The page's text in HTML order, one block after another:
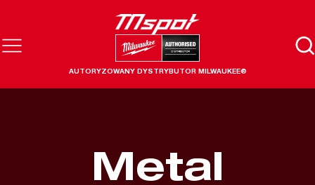
AUTORYZOWANY DYSTRYBUTOR MILWAUKEE®
Metal